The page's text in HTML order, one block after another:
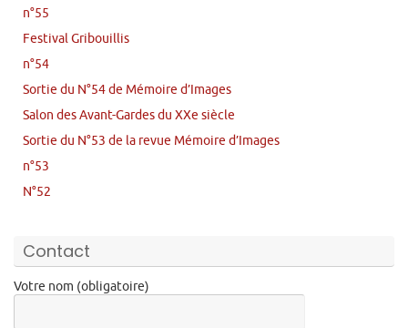
n°55
Festival Gribouillis
n°54
Sortie du N°54 de Mémoire d’Images
Salon des Avant-Gardes du XXe siècle
Sortie du N°53 de la revue Mémoire d’Images
n°53
N°52
Contact
Votre nom (obligatoire)